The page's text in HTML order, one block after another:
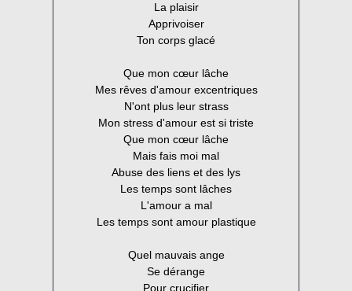
La plaisir
Apprivoiser
Ton corps glacé
Que mon cœur lâche
Mes rêves d'amour excentriques
N'ont plus leur strass
Mon stress d'amour est si triste
Que mon cœur lâche
Mais fais moi mal
Abuse des liens et des lys
Les temps sont lâches
L'amour a mal
Les temps sont amour plastique
Quel mauvais ange
Se dérange
Pour crucifier